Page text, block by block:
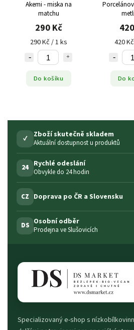
Akemi - miska na
matchu
290 Kč
290 Kč / 1 ks
Do košíku
420
Do
✓ Zboží skutečně skladem
Aktuální dostupnost u produktů
24 Rychlé odeslání
Obvykle do 24 hodin
CZ Doprava po ČR a Slovensku
DS Osobní odběr
Prodejna ve Slušovicích
Specializovaný e-shop s